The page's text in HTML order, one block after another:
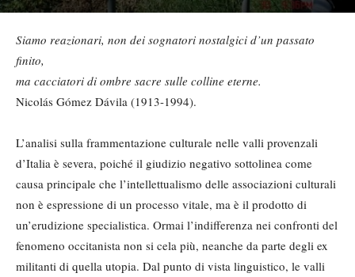
Siamo reazionari, non dei sognatori nostalgici d’un passato
finito,
ma cacciatori di ombre sacre sulle colline eterne.
Nicolás Gómez Dávila (1913-1994).
L’analisi sulla frammentazione culturale nelle valli provenzali
d’Italia è severa, poiché il giudizio negativo sottolinea come
causa principale che l’intellettualismo delle associazioni culturali
non è espressione di un processo vitale, ma è il prodotto di
un’erudizione specialistica. Ormai l’indifferenza nei confronti del
fenomeno occitanista non si cela più, neanche da parte degli ex
militanti di quella utopia. Dal punto di vista linguistico, le valli